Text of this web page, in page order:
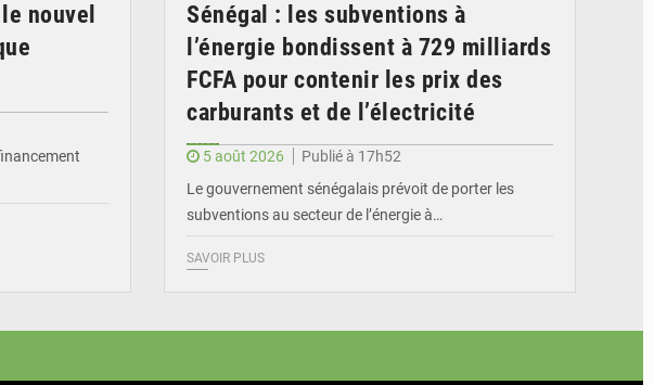
nouvel
Sénégal : les subventions à
l’énergie bondissent à 729 milliards
FCFA pour contenir les prix des
carburants et de l’électricité
5 août 2026
Publié à 17h52
Le gouvernement sénégalais prévoit de porter les
subventions au secteur de l’énergie à…
SAVOIR PLUS